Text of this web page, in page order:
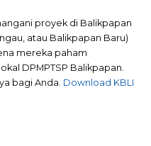
proyek di Balikpapan
atau Balikpapan Baru)
mereka paham
DPMPTSP Balikpapan.
bagi Anda. Download KBLI